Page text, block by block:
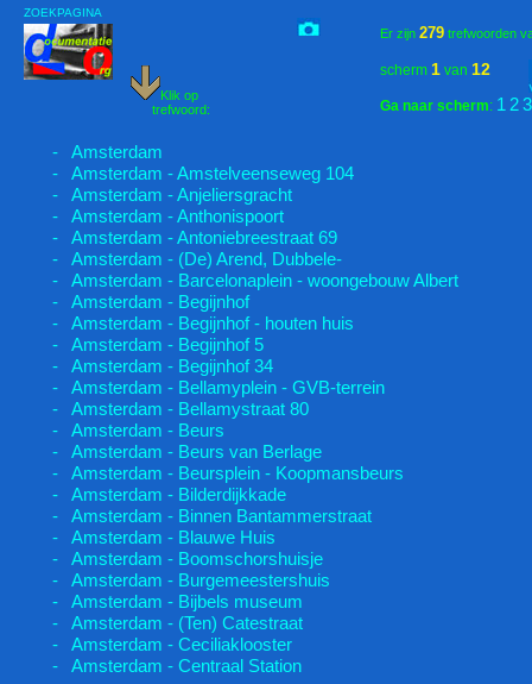
Klik op
trefwoord:
ZOEKPAGINA
- Amsterdam
- Amsterdam - Amstelveenseweg 104
- Amsterdam - Anjeliersgracht
- Amsterdam - Anthonispoort
- Amsterdam - Antoniebreestraat 69
- Amsterdam - (De) Arend, Dubbele-
- Amsterdam - Barcelonaplein - woongebouw Albert
- Amsterdam - Begijnhof
- Amsterdam - Begijnhof - houten huis
- Amsterdam - Begijnhof 5
- Amsterdam - Begijnhof 34
- Amsterdam - Bellamyplein - GVB-terrein
- Amsterdam - Bellamystraat 80
- Amsterdam - Beurs
- Amsterdam - Beurs van Berlage
- Amsterdam - Beursplein - Koopmansbeurs
- Amsterdam - Bilderdijkkade
- Amsterdam - Binnen Bantammerstraat
- Amsterdam - Blauwe Huis
- Amsterdam - Boomschorshuisje
- Amsterdam - Burgemeestershuis
- Amsterdam - Bijbels museum
- Amsterdam - (Ten) Catestraat
- Amsterdam - Ceciliaklooster
- Amsterdam - Centraal Station
Er zijn 279 trefwoorden
scherm 1 van 12
Ga naar scherm: 1 23